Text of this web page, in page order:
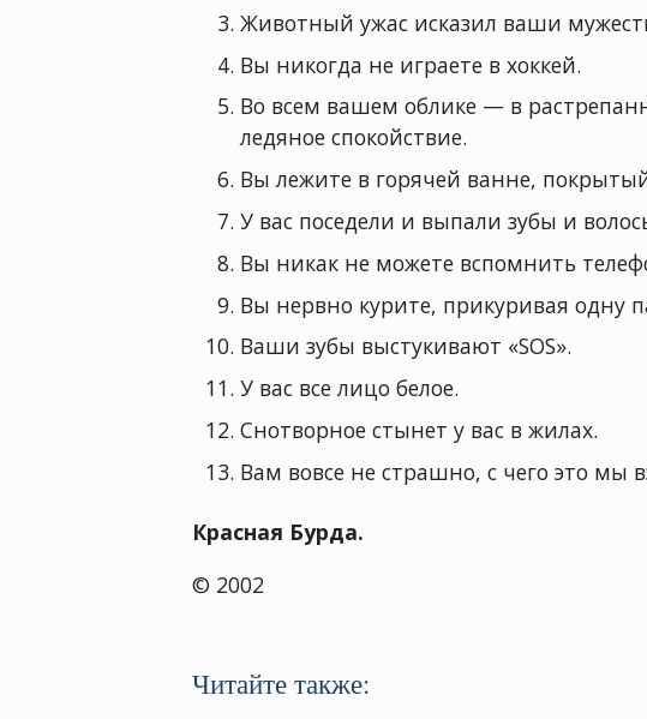
Животный ужас исказил ваши
Вы никогда не играете в хоккей.
Во всем вашем облике — в
ледяное спокойствие.
Вы лежите в горячей ванне,
У вас поседели и выпали зубы и
Вы никак не можете вспомнить
Вы нервно курите, прикуривая одну
Ваши зубы выстукивают «SOS».
У вас все лицо белое.
Снотворное стынет у вас в жилах.
Вам вовсе не страшно, с чего это мы
Красная Бурда.
© 2002
Читайте также: